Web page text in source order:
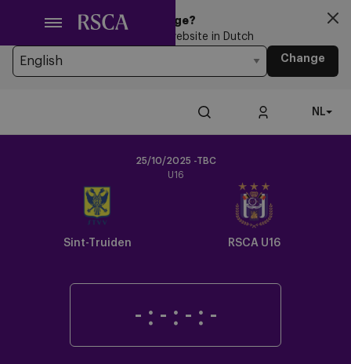
hoofdinhoud
Looking for another Language?
You’re currently browsing the website in Dutch
Change
NL
25/10/2025 -TBC
U16
Sint-Truiden
Crest
Dark
RSCA U16
- : - : - : -